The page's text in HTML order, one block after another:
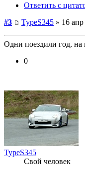
Ответить с
#3
TypeS345 » 16 апр
Одни поездили год, на
0
TypeS345
Свой человек